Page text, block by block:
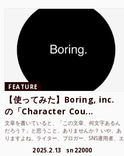
FEATURE
【使ってみた】Boring, inc.
の「Character Cou...
文章を書いていると、「この文章、何文字あるん
だろう？」と思うこと、ありませんか？ いや、あ
りますよね。ライター、ブロガー、SNS運用者、エ
2025.2.13 sn22000